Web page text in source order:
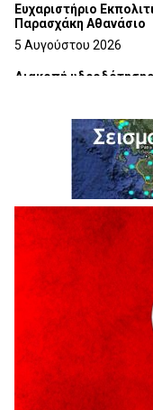
Ευχαριστήριο
Παρασχάκη Αθανάσιο
5 Αυγούστου 2026
Διακοπή
Η Marseaux στα
5 Αυγούστου 2026
Θερινό Σινεμά στο
Καλοκαιριού 2026»
Ανάσες».
5 Αυγούστου 2026
Γρεβενά: Συνελήφθη
εξοπλισμού
5 Αυγούστου 2026
ΑΗ ΛΑΟΣ | 5
41η Γιορτή Κρασιού